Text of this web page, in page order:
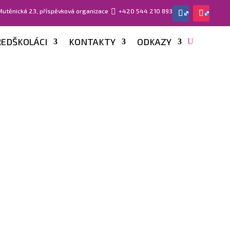
23, příspěvková organizace  +420 544 210 893
KONTAKTY ODKAZY